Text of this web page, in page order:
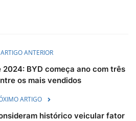
ARTIGO ANTERIOR
BYD começa ano com três
os mais vendidos
ARTIGO
histórico veicular fator